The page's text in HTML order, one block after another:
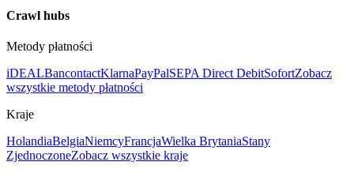
Crawl hubs
Metody płatności
iDEALBancontactKlarnaPayPalSEPA Direct DebitSofortZobacz
wszystkie metody płatności
Kraje
HolandiaBelgiaNiemcyFrancjaWielka BrytaniaStany
ZjednoczoneZobacz wszystkie kraje